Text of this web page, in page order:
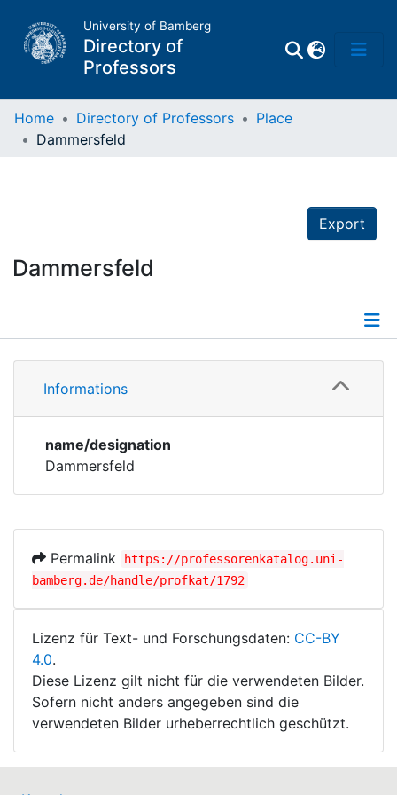
University of Bamberg
Directory of
Professors
Corporations
Historic matricle
Home Directory of Professors
Place
Dammersfeld
Export
Dammersfeld
Informations
Informations
name/designation
Dammersfeld
Permalink
https://professorenkatalog.uni-
bamberg.de/handle/profkat/1792
Lizenz für Text- und Forschungsdaten: CC-BY
4.0.
Diese Lizenz gilt nicht für die verwendeten Bilder.
Sofern nicht anders angegeben sind die
verwendeten Bilder urheberrechtlich geschützt.